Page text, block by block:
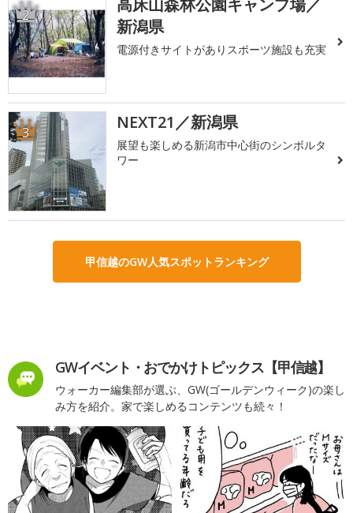
2
新潟県
電源付きサイトがありスポーツ施設も充実
3 NEXT21／新潟県
展望も楽しめる新潟市中心街のシンボルタ
ワー
甲信越のGW人気スポットランキング
GWイベント・おでかけトピックス【甲信越】
ウォーカー編集部が選ぶ、GW(ゴールデンウィーク)の楽し
み方を紹介。家で楽しめるコンテンツも続々！